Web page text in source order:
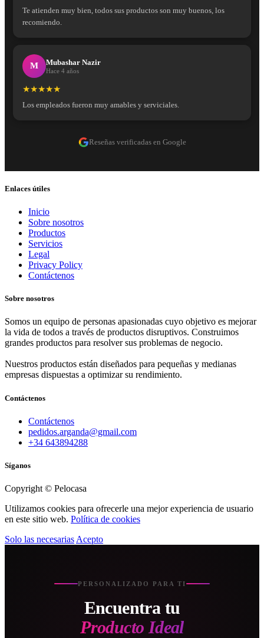
Te atienden muy bien, todos sus productos son muy buenos, los
recomiendo.
M Mubashar Nazir
Hace 4 años
★★★★★
Los empleados fueron muy amables y serviciales.
Reseñas verificadas en Google
Enlaces útiles
Inicio
Sobre nosotros
Productos
Servicios
Legal
Privacy Policy
Contáctenos
Sobre nosotros
Somos un equipo de personas apasionadas cuyo objetivo es mejorar
la vida de todos a través de productos disruptivos. Construimos
grandes productos para resolver sus problemas de negocio.
Nuestros productos están diseñados para pequeñas y medianas
empresas dispuestas a optimizar su rendimiento.
Contáctenos
Contáctenos
pedidos.arganda@gmail.com
+34 643894288
Síganos
Copyright © Pelocasa
Utilizamos cookies para ofrecerle una mejor experiencia de usuario
en este sitio web. Política de cookies
Solo las necesarias Acepto
PERSONALIZADO PARA TI
Encuentra tu
Producto Ideal